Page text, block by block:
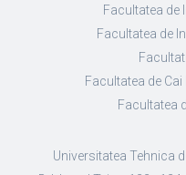
Facultatea de
Facultatea de
Facultatea de
Facultatea
Universitatea Tehnica